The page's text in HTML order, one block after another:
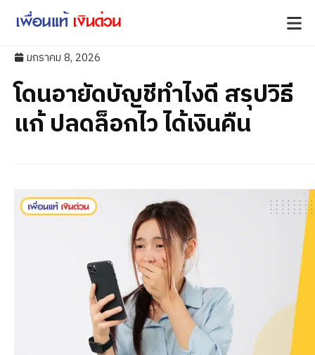
มกราคม 8, 2026
โดนอายัดบัญชีทำไงดี สรุปวิธี
แก้ ปลดล็อกไว ได้เงินคืน